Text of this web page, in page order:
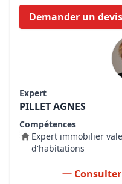
Demander un devis
Expert
PILLET AGNES
Compétences
Expert immobilier
d'habitations